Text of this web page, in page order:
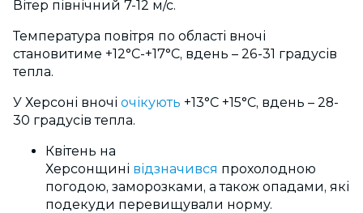
Вітер північний 7-12 м/с.
Температура повітря по області вночі
становитиме +12°С-+17°С, вдень – 26-31 градусів
тепла.
У Херсоні вночі очікують +13°С +15°С, вдень – 28-
30 градусів тепла.
Квітень на
Херсонщині відзначився прохолодною
погодою, заморозками, а також опадами, які
подекуди перевищували норму.